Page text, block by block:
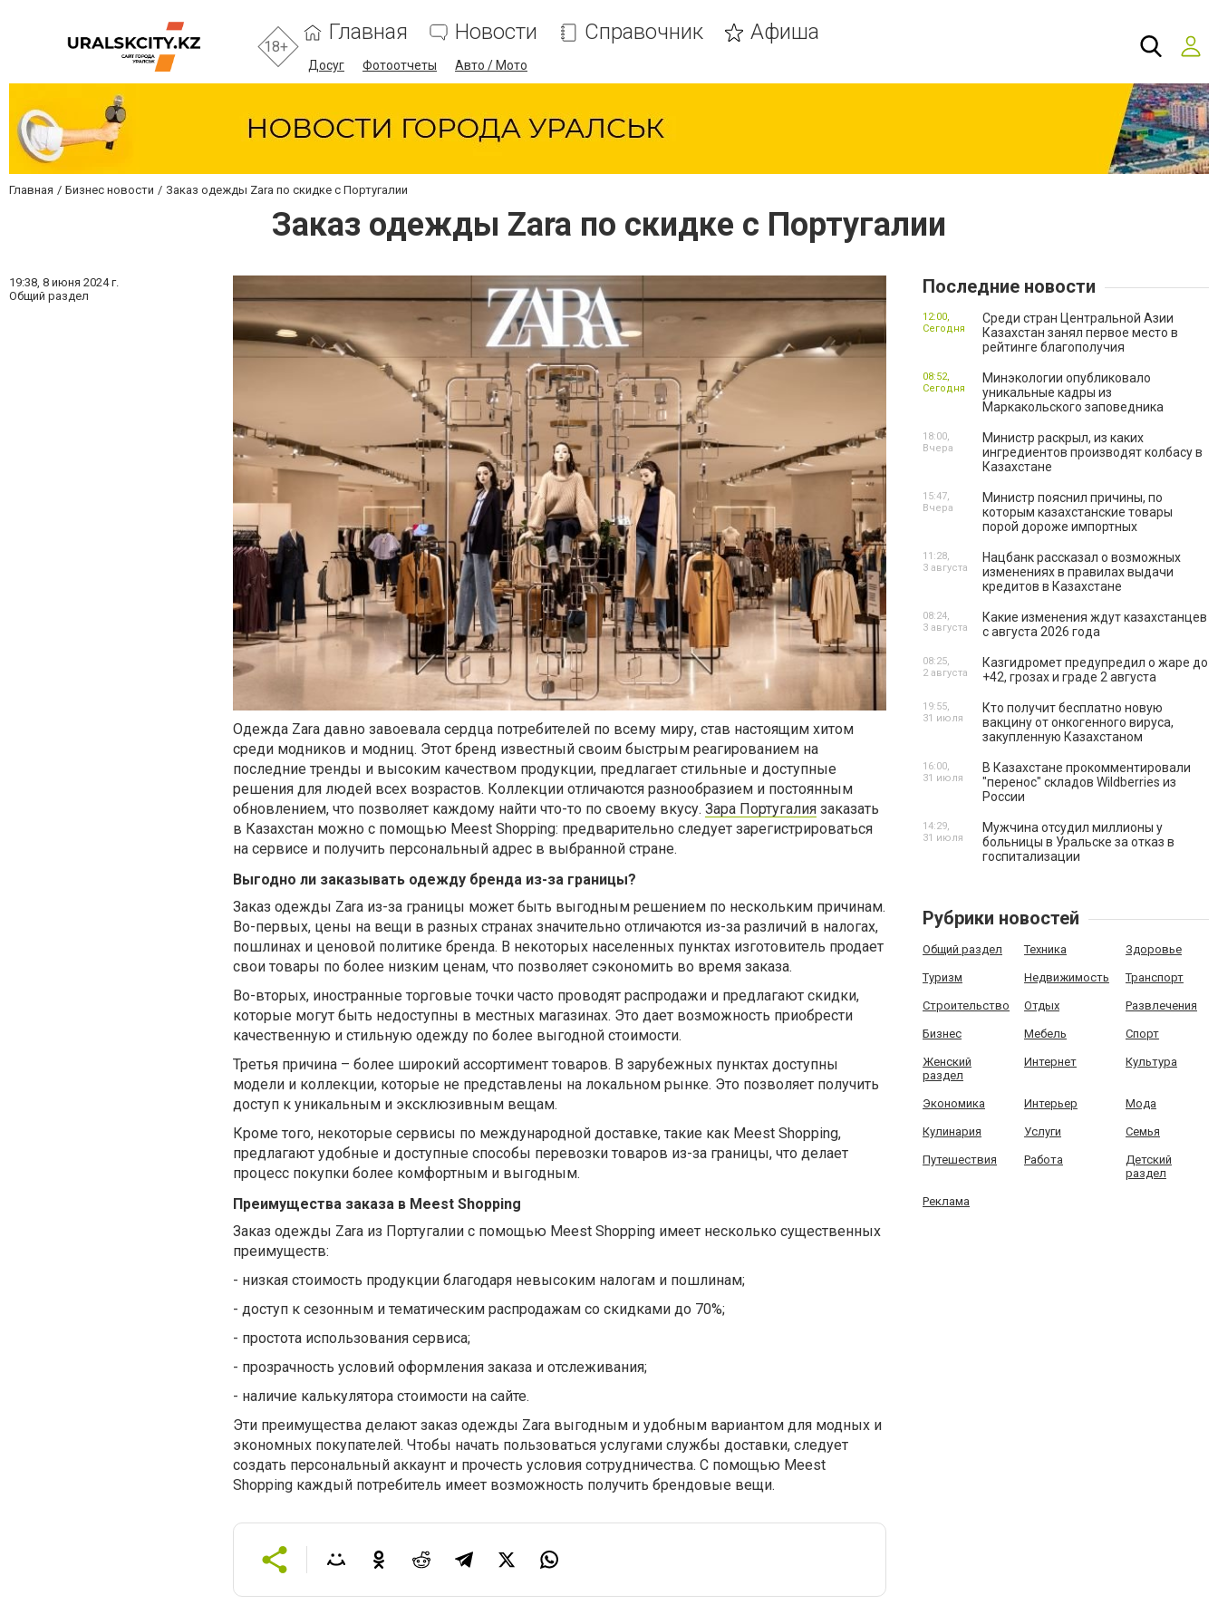
18+
Главная Новости Справочник Афиша
Досуг Фотоотчеты Авто / Мото
Главная Бизнес новости Заказ одежды Zara по скидке с Португалии
Заказ одежды Zara по скидке с Португалии
19:38, 8 июня 2024 г.
Общий раздел
Одежда Zara давно завоевала сердца потребителей по всему миру, став настоящим хитом
среди модников и модниц. Этот бренд известный своим быстрым реагированием на
последние тренды и высоким качеством продукции, предлагает стильные и доступные
решения для людей всех возрастов. Коллекции отличаются разнообразием и постоянным
обновлением, что позволяет каждому найти что-то по своему вкусу. Зара Португалия заказать
в Казахстан можно с помощью Meest Shopping: предварительно следует зарегистрироваться
на сервисе и получить персональный адрес в выбранной стране.
Выгодно ли заказывать одежду бренда из-за границы?
Заказ одежды Zara из-за границы может быть выгодным решением по нескольким причинам.
Во-первых, цены на вещи в разных странах значительно отличаются из-за различий в налогах,
пошлинах и ценовой политике бренда. В некоторых населенных пунктах изготовитель продает
свои товары по более низким ценам, что позволяет сэкономить во время заказа.
Во-вторых, иностранные торговые точки часто проводят распродажи и предлагают скидки,
которые могут быть недоступны в местных магазинах. Это дает возможность приобрести
качественную и стильную одежду по более выгодной стоимости.
Третья причина – более широкий ассортимент товаров. В зарубежных пунктах доступны
модели и коллекции, которые не представлены на локальном рынке. Это позволяет получить
доступ к уникальным и эксклюзивным вещам.
Кроме того, некоторые сервисы по международной доставке, такие как Meest Shopping,
предлагают удобные и доступные способы перевозки товаров из-за границы, что делает
процесс покупки более комфортным и выгодным.
Преимущества заказа в Meest Shopping
Заказ одежды Zara из Португалии с помощью Meest Shopping имеет несколько существенных
преимуществ:
- низкая стоимость продукции благодаря невысоким налогам и пошлинам;
- доступ к сезонным и тематическим распродажам со скидками до 70%;
- простота использования сервиса;
- прозрачность условий оформления заказа и отслеживания;
- наличие калькулятора стоимости на сайте.
Эти преимущества делают заказ одежды Zara выгодным и удобным вариантом для модных и
экономных покупателей. Чтобы начать пользоваться услугами службы доставки, следует
создать персональный аккаунт и прочесть условия сотрудничества. С помощью Meest
Shopping каждый потребитель имеет возможность получить брендовые вещи.
Последние новости
Среди стран Центральной Азии
Казахстан занял первое место в
рейтинге благополучия
12:00,
Сегодня
Минэкологии опубликовало
уникальные кадры из
Маркакольского заповедника
08:52,
Сегодня
Министр раскрыл, из каких
ингредиентов производят колбасу в
Казахстане
18:00,
Вчера
Министр пояснил причины, по
которым казахстанские товары
порой дороже импортных
15:47,
Вчера
Нацбанк рассказал о возможных
изменениях в правилах выдачи
кредитов в Казахстане
11:28,
3 августа
Какие изменения ждут казахстанцев
с августа 2026 года
08:24,
3 августа
Казгидромет предупредил о жаре до
+42, грозах и граде 2 августа
08:25,
2 августа
Кто получит бесплатно новую
вакцину от онкогенного вируса,
закупленную Казахстаном
19:55,
31 июля
В Казахстане прокомментировали
"перенос" складов Wildberries из
России
16:00,
31 июля
Мужчина отсудил миллионы у
больницы в Уральске за отказ в
госпитализации
14:29,
31 июля
Рубрики новостей
Общий раздел Техника Здоровье
Туризм Недвижимость Транспорт
Строительство Отдых Развлечения
Бизнес Мебель Спорт
Женский
раздел
Интернет Культура
Экономика Интерьер Мода
Кулинария Услуги Семья
Путешествия Работа
Детский
раздел
Реклама